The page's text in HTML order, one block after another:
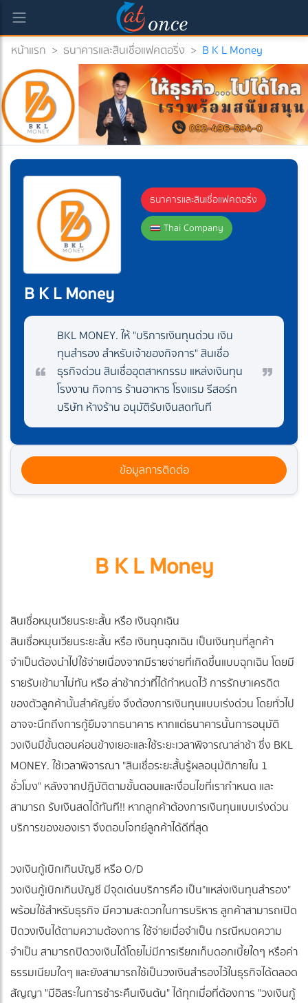
หน้าแรก > ธนาคารและสินเชื่อแฟคตอริ่ง > B K L Money
ธนาคารและสินเชื่อแฟคตอริ่ง
Thai Company
B K L Money
BKL MONEY. ให้ "บริการเงินทุนด่วน เงิน
ทุนสำรอง สำหรับเจ้าของกิจการ" สินเชื่อ
ธุรกิจด่วน สินเชื่ออุตสาหกรรม แหล่งเงินทุน
โรงงาน กิจการ ร้านอาหาร โรงแรม รีสอร์ท
บริษัท ห้างร้าน อนุมัติรับเงินสดทันที
ข้อมูลการติดต่อ
B K L Money
สินเชื่อหมุนเวียนระยะสั้น หรือ เงินฉุกเฉิน
สินเชื่อหมุนเวียนระยะสั้น หรือ เงินทุนฉุกเฉิน เป็นเงินทุนที่ลูกค้า
จำเป็นต้องนำไปใช้จ่ายเนื่องจากมีรายจ่ายที่เกิดขึ้นแบบฉุกเฉิน โดยมี
รายรับเข้ามาไม่ทัน หรือ ล่าช้ากว่าที่ได้กำหนดไว้ การรักษาเครดิต
ของตัวลูกค้านั้นสำคัญยิ่ง จึงต้องการเงินทุนแบบเร่งด่วน โดยทั่วไป
อาจจะนึกถึงการกู้ยืมจากธนาคาร หากแต่ธนาคารนั้นการอนุมัติ
วงเงินมีขั้นตอนค่อนข้างเยอะและใช้ระยะเวลาพิจารณาล่าช้า ซึ่ง BKL
MONEY. ใช้เวลาพิจารณา "สินเชื่อระยะสั้นรู้ผลอนุม้ติภายใน 1
ชั่วโมง" หลังจากปฎิบัติตามขั้นตอนและเงื่อนไขที่เรากำหนด และ
สามารถ รับเงินสดได้ทันที!! หากลูกค้าต้องการเงินทุนแบบเร่งด่วน
บริการของของเรา จึงตอบโจทย์ลูกค้าได้ดีที่สุด
วงเงินกู้เบิกเกินบัญชี หรือ O/D
วงเงินกู้เบิกเกินบัญชี มีจุดเด่นบริการคือ เป็น"แหล่งเงินทุนสำรอง"
พร้อมใช้สำหรับธุรกิจ มีความสะดวกในการบริหาร ลูกค้าสามารถเปิด
ปิดวงเงินได้ตามความต้องการ ใช้จ่ายเมื่อจำเป็น กรณีหมดความ
จำเป็น สามารถปิดวงเงินได้โดยไม่มีการเรียกเก็บดอกเบี้ยใดๆ หรือค่า
ธรรมเนียมใดๆ และยังสามารถใช้เป็นวงเงินสำรองไว้ในธุรกิจได้ตลอด
สัญญา "มีอิสระในการชำระคืนเงินต้น" ได้ทุกเมื่อที่ต้องการ "วงเงินกู้